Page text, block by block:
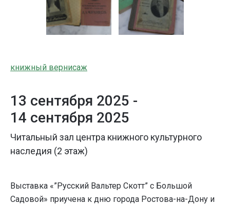
книжный вернисаж
13 сентября 2025 -
14 сентября 2025
Читальный зал центра книжного культурного
наследия (2 этаж)
Выставка «”Русский Вальтер Скотт” с Большой
Садовой» приучена к дню города Ростова-на-Дону и